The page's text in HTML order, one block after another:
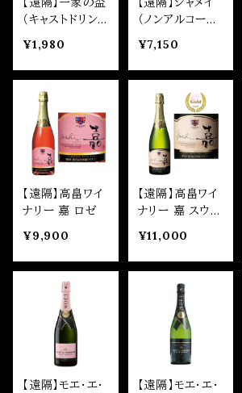
（キャストドリン
¥1,980
（ノンアルコール
¥7,150
【遠隔】高畠ワイ
ナリー 嘉 ロゼ
¥9,900
【遠隔】高畠ワイ
ナリー 嘉 スウィ
¥11,000
【遠隔】モエ・エ・
【遠隔】モエ・エ・